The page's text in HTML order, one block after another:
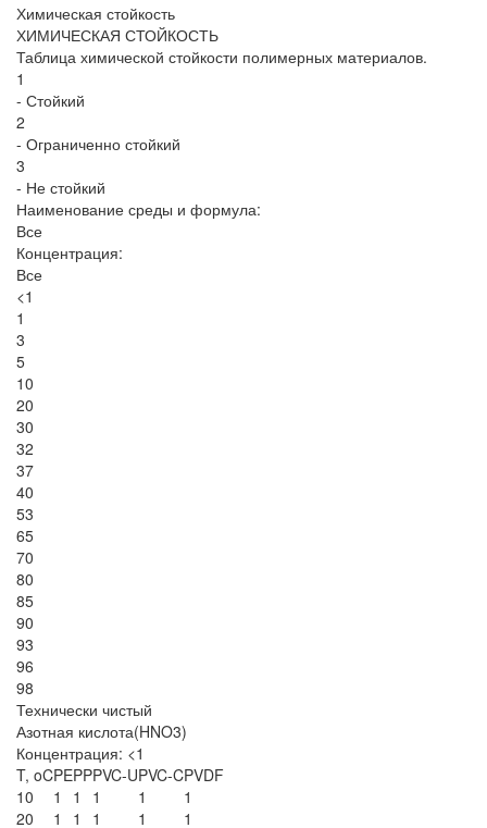
Химическая стойкость
ХИМИЧЕСКАЯ СТОЙКОСТЬ
Таблица химической стойкости полимерных материалов.
1
- Стойкий
2
- Ограниченно стойкий
3
- Не стойкий
Наименование среды и формула:
Все
Концентрация:
Все
<1
1
3
5
10
20
30
32
37
40
53
65
70
80
85
90
93
96
98
Технически чистый
Азотная кислота(HNO3)
Концентрация: <1
T, oCPEPPPVC-UPVC-CPVDF
10
1 1 1 1
1
20
1 1 1 1
1